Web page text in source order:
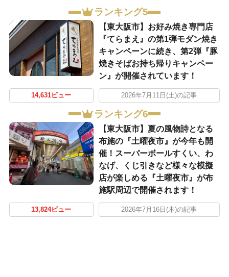
ランキング5
【東大阪市】お好み焼き専門店
『てらまえ』の第1弾モダン焼き
キャンペーンに続き、第2弾『豚
焼きそばお持ち帰りキャンペー
ン』が開催されています！
14,631ビュー 2026年7月11日(土)の記事
ランキング6
【東大阪市】夏の風物詩となる
布施の『土曜夜市』が今年も開
催！スーパーボールすくい、わ
なげ、くじ引きなど様々な模擬
店が楽しめる『土曜夜市』が布
施駅周辺で開催されます！
13,824ビュー 2026年7月16日(木)の記事